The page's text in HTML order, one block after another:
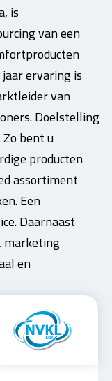
is
van een
ervaring is
van
Doelstelling
bent u
producten
assortiment
Een
Daarnaast
marketing
en